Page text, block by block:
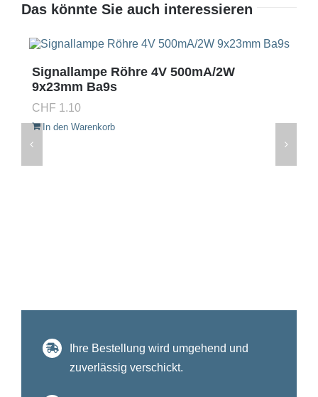
Das könnte Sie auch interessieren
Signallampe Röhre 4V 500mA/2W
9x23mm Ba9s
CHF 1.10
In den Warenkorb
Ihre Bestellung wird umgehend und
zuverlässig verschickt.